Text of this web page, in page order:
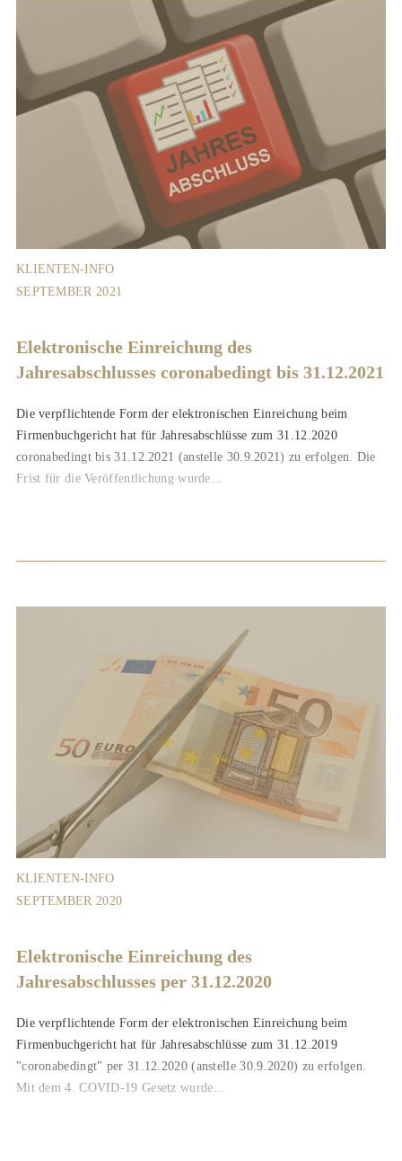
KLIENTEN-INFO
SEPTEMBER 2021
Elektronische Einreichung des
Jahresabschlusses coronabedingt bis 31.12.2021
Die verpflichtende Form der elektronischen Einreichung beim
Firmenbuchgericht hat für Jahresabschlüsse zum 31.12.2020
coronabedingt bis 31.12.2021 (anstelle 30.9.2021) zu erfolgen. Die
Frist für die Veröffentlichung wurde...
KLIENTEN-INFO
SEPTEMBER 2020
Elektronische Einreichung des
Jahresabschlusses per 31.12.2020
Die verpflichtende Form der elektronischen Einreichung beim
Firmenbuchgericht hat für Jahresabschlüsse zum 31.12.2019
"coronabedingt" per 31.12.2020 (anstelle 30.9.2020) zu erfolgen.
Mit dem 4. COVID-19 Gesetz wurde...